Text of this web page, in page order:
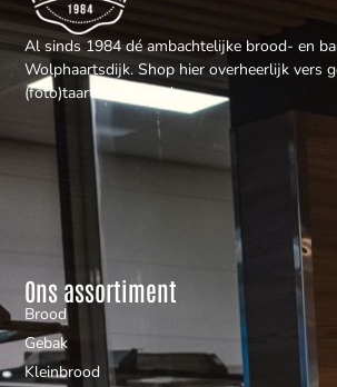
Al sinds 1984 dé ambachtelijke brood- en
Wolphaartsdijk. Shop hier overheerlijk vers
(foto)taarten en gebak.
Ons assortiment
Brood
Gebak
Kleinbrood